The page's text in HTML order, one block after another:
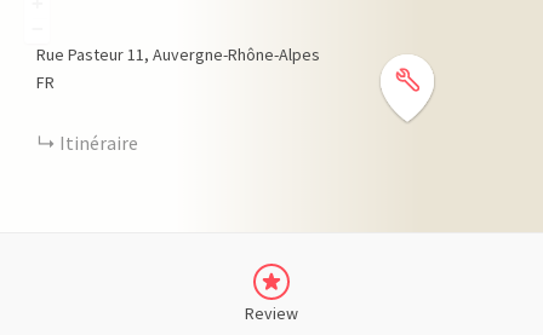
Rue Pasteur11 Auvergne-Rhône-Alpes
FR
Itinéraire
Review